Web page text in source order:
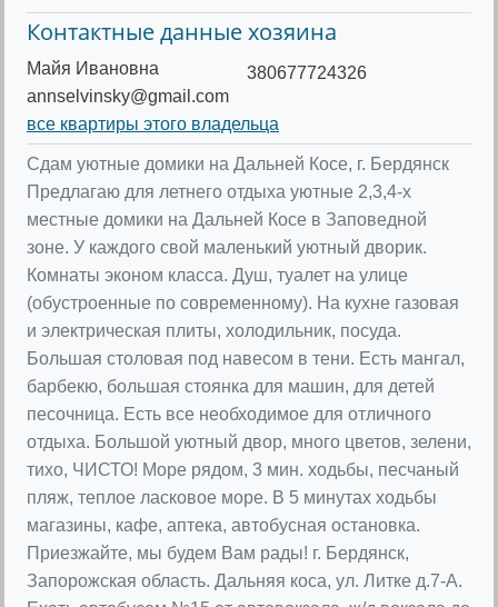
Контактные данные хозяина
Майя Ивановна
annselvinsky@gmail.com
380677724326
все квартиры этого владельца
Сдам уютные домики на Дальней Косе, г. Бердянск
Предлагаю для летнего отдыха уютные 2,3,4-х
местные домики на Дальней Косе в Заповедной
зоне. У каждого свой маленький уютный дворик.
Комнаты эконом класса. Душ, туалет на улице
(обустроенные по современному). На кухне газовая
и электрическая плиты, холодильник, посуда.
Большая столовая под навесом в тени. Есть мангал,
барбекю, большая стоянка для машин, для детей
песочница. Есть все необходимое для отличного
отдыха. Большой уютный двор, много цветов, зелени,
тихо, ЧИСТО! Море рядом, 3 мин. ходьбы, песчаный
пляж, теплое ласковое море. В 5 минутах ходьбы
магазины, кафе, аптека, автобусная остановка.
Приезжайте, мы будем Вам рады! г. Бердянск,
Запорожская область. Дальняя коса, ул. Литке д.7-А.